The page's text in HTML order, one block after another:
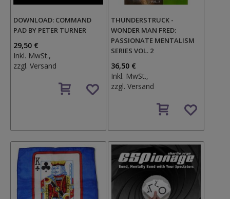
DOWNLOAD: COMMAND
PAD BY PETER TURNER
29,50 €
Inkl. MwSt.,
zzgl. Versand
den
THUNDERSTRUCK -
WONDER MAN FRED:
PASSIONATE MENTALISM
SERIES VOL. 2
36,50 €
Inkl. MwSt.,
zzgl.Versand
den